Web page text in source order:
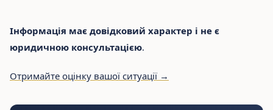
Інформація має довідковий характер і не є
юридичною консультацією.
Отримайте оцінку вашої ситуації →